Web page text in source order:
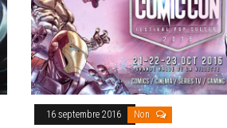
16 septembre 2016 Non